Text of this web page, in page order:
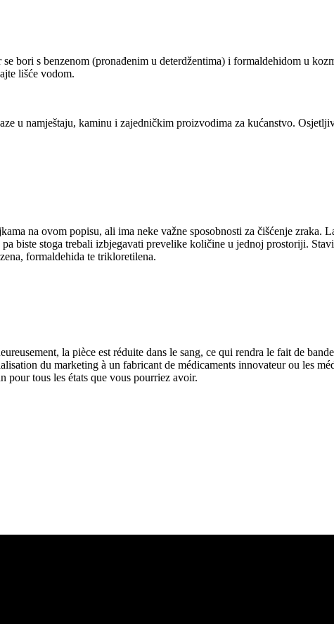
bori s benzenom (pronađenim u deterdžentima) i formaldehidom u
lišće vodom.
u namještaju, kaminu i zajedničkim proizvodima za kućanstvo.
na ovom popisu, ali ima neke važne sposobnosti za čišćenje zraka.
biste stoga trebali izbjegavati prevelike količine u jednoj prostoriji.
formaldehida te trikloretilena.
la pièce est réduite dans le sang, ce qui rendra le fait de
du marketing à un fabricant de médicaments innovateur ou les
pour tous les états que vous pourriez avoir.